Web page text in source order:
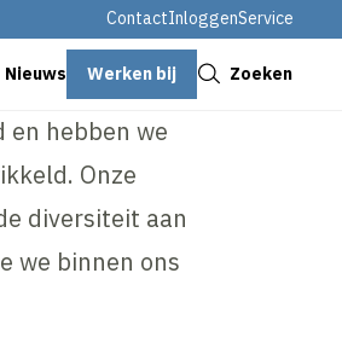
ContactInloggenService
Nieuws Werken bij Zoeken
en hebben we
Onze
diversiteit aan
we binnen ons
Sluiten